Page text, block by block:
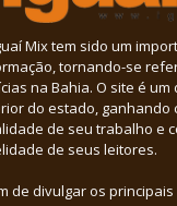
Mix tem sido um
tornando-se
na Bahia. O site é
do estado, ganhando
de seu trabalho e
de seus leitores.
de divulgar os